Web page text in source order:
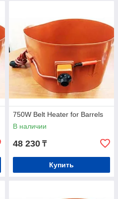
750W Belt Heater for Barrels
В наличии
48 230 ₸
Купить